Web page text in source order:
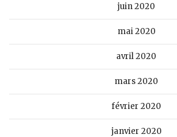
juin 2020
mai 2020
avril 2020
mars 2020
février 2020
janvier 2020